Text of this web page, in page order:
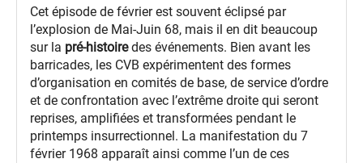
Cet épisode de février est souvent éclipsé par
l’explosion de Mai‑Juin 68, mais il en dit beaucoup
sur la pré‑histoiredes événements. Bien avant les
barricades, les CVB expérimentent des formes
d’organisation en comités de base, de service d’ordre
et de confrontation avec l’extrême droite qui seront
reprises, amplifiées et transformées pendant le
printemps insurrectionnel. La manifestation du 7
février 1968 apparaît ainsi comme l’un de ces